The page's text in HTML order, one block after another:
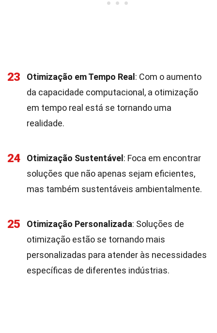
23 Otimização em Tempo Real : Com o aumento
da capacidade computacional, a otimização
em tempo real está se tornando uma
realidade.
24 Otimização Sustentável : Foca em encontrar
soluções que não apenas sejam eficientes,
mas também sustentáveis ambientalmente.
25 Otimização Personalizada: Soluções de
otimização estão se tornando mais
personalizadas para atender às necessidades
específicas de diferentes indústrias.